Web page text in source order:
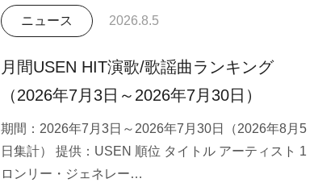
ニュース 2026.8.5
月間USEN HIT演歌/歌謡曲ランキング
（2026年7月3日～2026年7月30日）
期間：2026年7月3日～2026年7月30日（2026年8月5
日集計） 提供：USEN 順位 タイトル アーティスト 1
ロンリー・ジェネレー…